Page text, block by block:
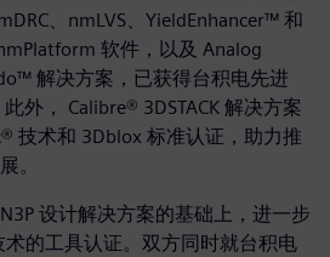
、nmLVS、YieldEnhancer™ 和
软件，以及 Analog
解决方案，已获得台积电先进
外， Calibre® 3DSTACK 解决方案
技术和 3Dblox 标准认证，助力推
。
设计解决方案的基础上，进一步
术的工具认证。双方同时就台积电